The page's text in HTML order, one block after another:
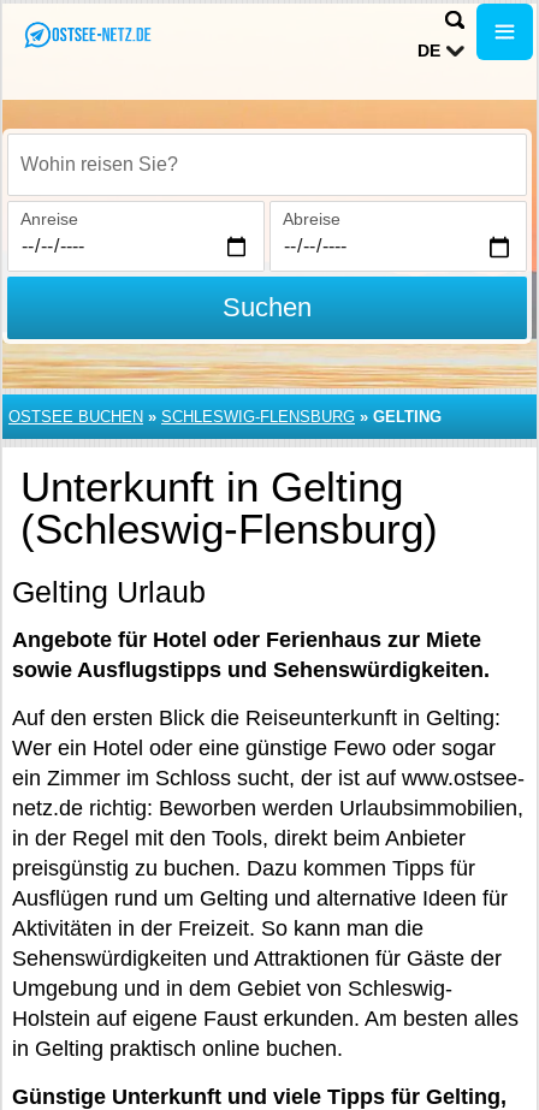
DE
Wohin reisen Sie?
Anreise Abreise
Suchen
OSTSEE BUCHEN » SCHLESWIG-FLENSBURG » GELTING
Unterkunft in Gelting
(Schleswig-Flensburg)
Gelting Urlaub
Angebote für Hotel oder Ferienhaus zur Miete
sowie Ausflugstipps und Sehenswürdigkeiten.
Auf den ersten Blick die Reiseunterkunft in Gelting:
Wer ein Hotel oder eine günstige Fewo oder sogar
ein Zimmer im Schloss sucht, der ist auf www.ostsee-
netz.de richtig: Beworben werden Urlaubsimmobilien,
in der Regel mit den Tools, direkt beim Anbieter
preisgünstig zu buchen. Dazu kommen Tipps für
Ausflügen rund um Gelting und alternative Ideen für
Aktivitäten in der Freizeit. So kann man die
Sehenswürdigkeiten und Attraktionen für Gäste der
Umgebung und in dem Gebiet von Schleswig-
Holstein auf eigene Faust erkunden. Am besten alles
in Gelting praktisch online buchen.
Günstige Unterkunft und viele Tipps für Gelting,